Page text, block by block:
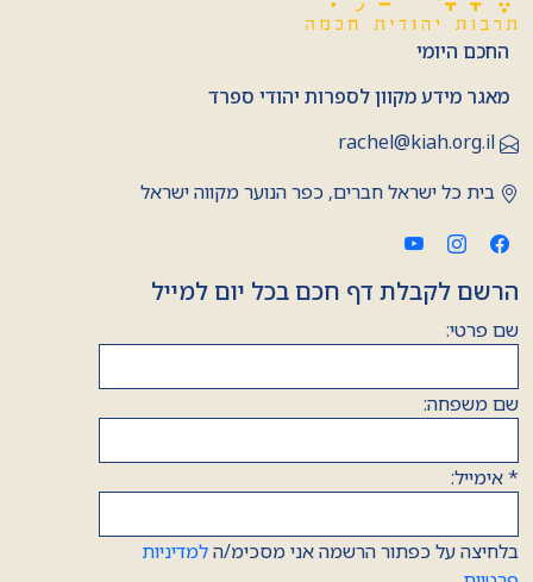
החכם היומי
מאגר מידע מקוון לספרות יהודי ספרד
rachel@kiah.org.il
בית כל ישראל חברים, כפר הנוער מקווה ישראל
הרשם לקבלת דף חכם בכל יום למייל
שם פרטי:
שם משפחה:
*אימייל:
בלחיצה על כפתור הרשמה אני מסכימ/הלמדיניות